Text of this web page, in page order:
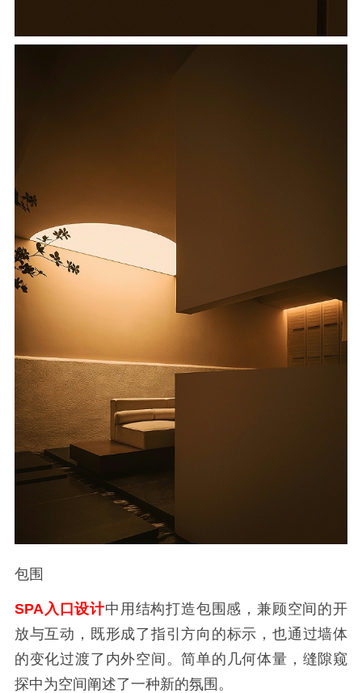
包围
SPA入口设计中用结构打造包围感，兼顾空间的开
放与互动，既形成了指引方向的标示，也通过墙体
的变化过渡了内外空间。简单的几何体量，缝隙窥
探中为空间阐述了一种新的氛围。